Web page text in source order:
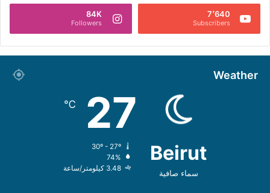
7٬640
Subscribers
84K
Followers
Weather
Beirut
سماء صافية
27
℃
74%
3.48 كيلومتر/ساعة